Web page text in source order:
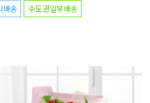
배송 수도권일부배송